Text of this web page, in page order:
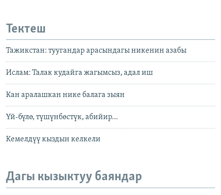
Тектеш
Тажикстан: туугандар арасындагы никенин азабы
Ислам: Талак кудайга жагымсыз, адал иш
Кан аралашкан нике балага зыян
Үй-бүлө, түшүнбөстүк, абийир...
Кемелдүү кыздын келкели
Дагы кызыктуу баяндар